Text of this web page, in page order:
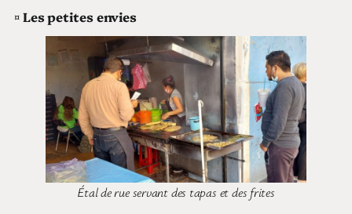
¤Les petites envies
Étal de rue servant des tapas et des frites